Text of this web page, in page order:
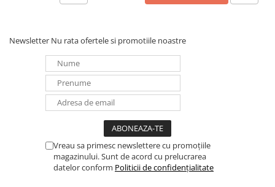
Intrerupatoare si prize
Dulapuri pentru cablare
Sigurante
Tablouri electrice
Newsletter Nu rata ofertele si promotiile noastre
Vreau sa primesc newslettere cu promoțiile
magazinului. Sunt de acord cu prelucrarea
datelor conform Politicii de confidențialitate